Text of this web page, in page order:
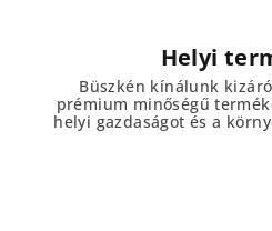
e
i
Helyi
Büszkén kínálunk
prémium minőségű
helyi gazdaságot és a